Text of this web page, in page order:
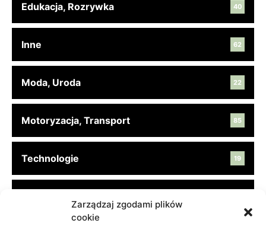
Zarządzaj zgodami plików
cookie
Edukacja, Rozrywka 40
Inne 62
Moda, Uroda 22
Motoryzacja, Transport 85
Technologie 19